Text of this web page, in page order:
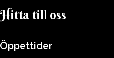
Hitta till oss​
Öppettider